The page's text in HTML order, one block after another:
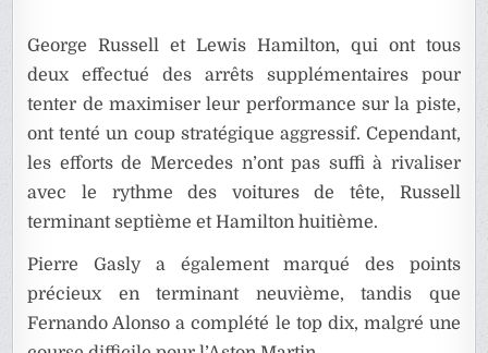
George Russell et Lewis Hamilton, qui ont tous
deux effectué des arrêts supplémentaires pour
tenter de maximiser leur performance sur la piste,
ont tenté un coup stratégique aggressif. Cependant,
les efforts de Mercedes n’ont pas suffi à rivaliser
avec le rythme des voitures de tête, Russell
terminant septième et Hamilton huitième.
Pierre Gasly a également marqué des points
précieux en terminant neuvième, tandis que
Fernando Alonso a complété le top dix, malgré une